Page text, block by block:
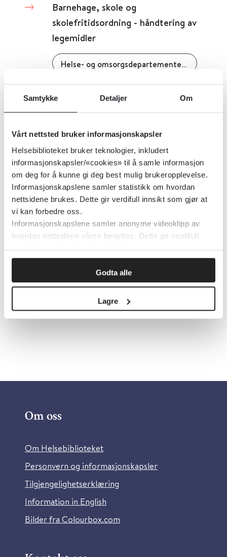
Samtykke Detaljer Om
Vårt nettsted bruker informasjonskapsler
Helsebiblioteket bruker teknologier, inkludert
informasjonskapsler/«cookies» til å samle informasjon
om deg for å kunne gi deg best mulig brukeropplevelse.
Informasjonskapslene samler statistikk om hvordan
nettsidene brukes. Dette gir verdifull innsikt som gjør at
vi kan forbedre oss.
Informasjonskapslene samler anonyme videoklipp av
hvordan nettsidene våres benyttes. Dette gir verdifull
innsikt som gjør at vi kan forbedre oss.
Godta alle
Lagre
Barnehage, skole og
skolefritidsordning - håndtering av
legemidler
Helse- og omsorgsdepartementet (HOD)
Barnevaksinasjonsprogrammet i
helsepersonell
Folkehelseinstituttet (FHI)
Detaljer
Bruk av psykofarmaka hos barn og
Om oss
Om Helsebiblioteket
Personvern og informasjonskapsler
Tilgjengelighetserklæring
Information in English
Bilder fra Colourbox.com